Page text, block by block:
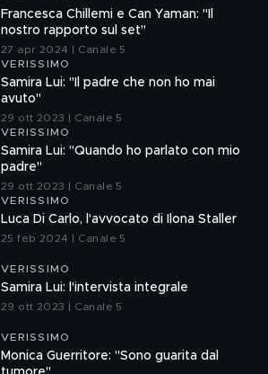
Francesca Chillemi e Can Yaman: "Il
nostro rapporto sul set"
27 apr 2024 | Canale 5
VERISSIMO
Samira Lui: "Il padre che non ho mai
avuto"
29 ott 2023 | Canale 5
VERISSIMO
Samira Lui: "Quando ho parlato con mio
padre"
29 ott 2023 | Canale 5
VERISSIMO
Luca Di Carlo, l'avvocato di Ilona Staller
25 feb 2024 | Canale 5
VERISSIMO
Samira Lui: l'intervista integrale
29 ott 2023 | Canale 5
VERISSIMO
Monica Guerritore: "Sono guarita dal